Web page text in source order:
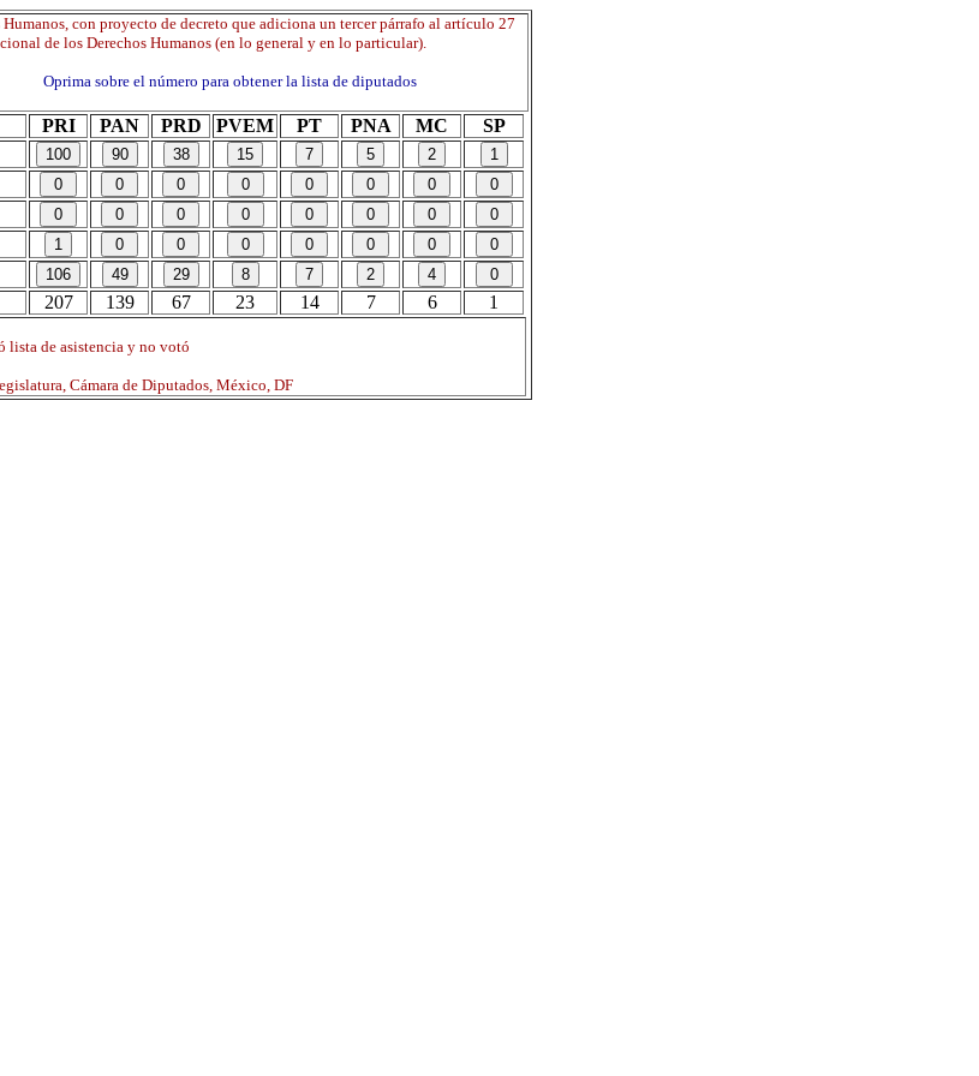
con proyecto de decreto que adiciona un tercer párrafo al artículo 27
de los Derechos Humanos (en lo general y en lo particular).
sobre el número para obtener la lista de diputados
PRI PAN PRD PVEM PT PNA MC
SP
207 139 67 23 14 7 6 1
lista de asistencia y no votó
Cámara de Diputados, México, DF